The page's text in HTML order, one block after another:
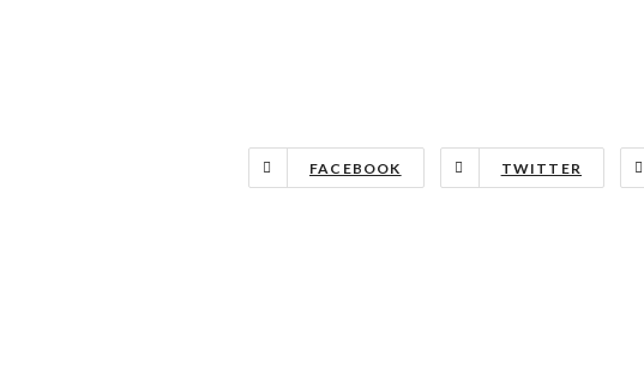
FACEBOOK TWITTER